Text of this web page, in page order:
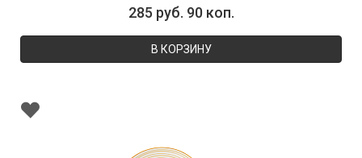
285 руб. 90 коп.
В КОРЗИНУ